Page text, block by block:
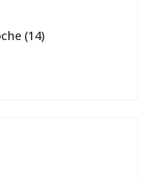
(14)